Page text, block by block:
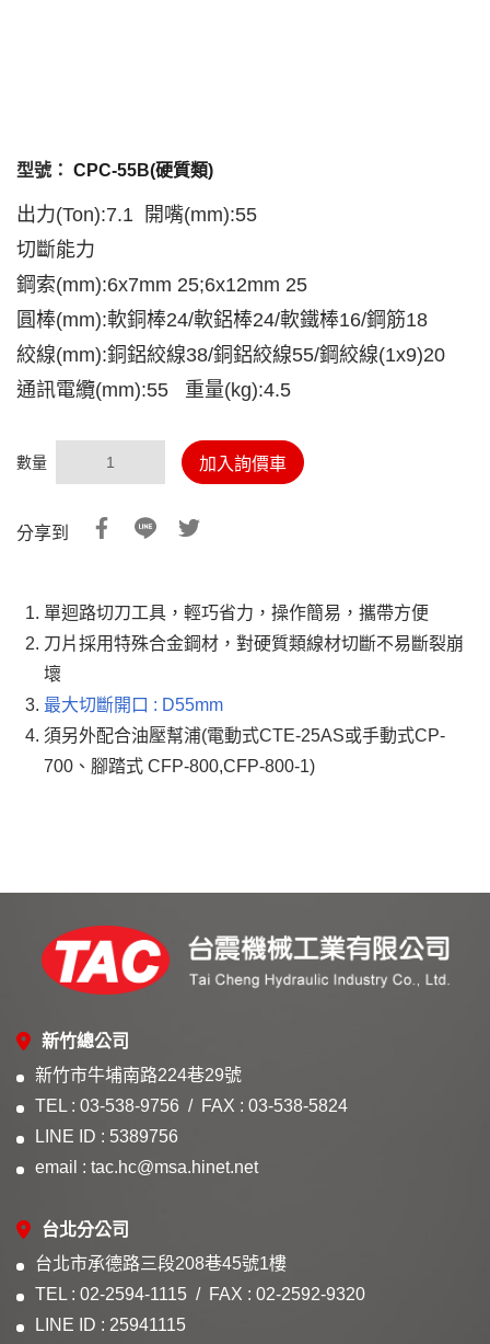
型號： CPC-55B(硬質類)
出力(Ton):7.1 開嘴(mm):55
切斷能力
鋼索(mm):6x7mm 25;6x12mm 25
圓棒(mm):軟銅棒24/軟鋁棒24/軟鐵棒16/鋼筋18
絞線(mm):銅鋁絞線38/銅鋁絞線55/鋼絞線(1x9)20
通訊電纜(mm):55 重量(kg):4.5
數量 加入詢價車
分享到
單迴路切刀工具，輕巧省力，操作簡易，攜帶方便
刀片採用特殊合金鋼材，對硬質類線材切斷不易斷裂崩
壞
最大切斷開口 : D55mm
須另外配合油壓幫浦(電動式CTE-25AS或手動式CP-
700、腳踏式 CFP-800,CFP-800-1)
新竹總公司
新竹市牛埔南路224巷29號
TEL : 03-538-9756
FAX : 03-538-5824
LINE ID : 5389756
email : tac.hc@msa.hinet.net
台北分公司
台北市承德路三段208巷45號1樓
TEL : 02-2594-1115
FAX : 02-2592-9320
LINE ID : 25941115